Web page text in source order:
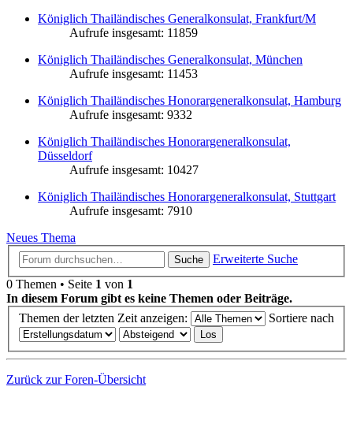
Königlich Thailändisches Generalkonsulat, Frankfurt/M
Aufrufe insgesamt: 11859
Königlich Thailändisches Generalkonsulat, München
Aufrufe insgesamt: 11453
Königlich Thailändisches Honorargeneralkonsulat, Hamburg
Aufrufe insgesamt: 9332
Königlich Thailändisches Honorargeneralkonsulat,
Düsseldorf
Aufrufe insgesamt: 10427
Königlich Thailändisches Honorargeneralkonsulat, Stuttgart
Aufrufe insgesamt: 7910
Neues Thema
Suche
Erweiterte Suche
0 Themen • Seite 1 von 1
In diesem Forum gibt es keine Themen oder Beiträge.
Themen der letzten Zeit anzeigen:
Sortiere nach
Zurück zur Foren-Übersicht